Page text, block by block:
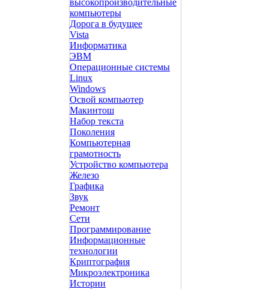
высокопроизводительные
компьютеры
Дорога в будущее
Vista
Инфоpматика
ЭВМ
Операционные системы
Linux
Windows
Освой компьютер
Макинтош
Набор текста
Поколения
Компьютерная
грамотность
Устройство компьютера
Железо
Графика
Звук
Ремонт
Сети
Программирование
Информационные
технологии
Криптография
Микроэлектроника
Истории